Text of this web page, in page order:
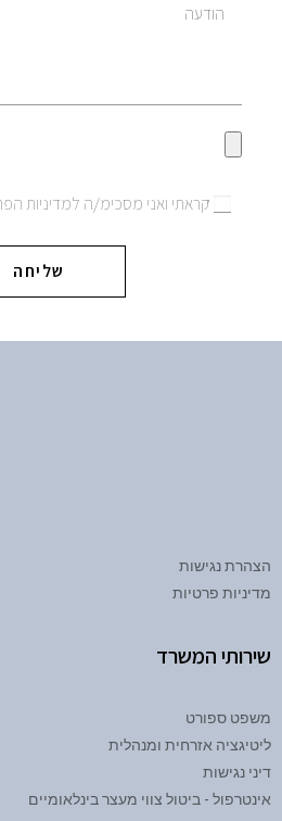
קראתי ואני מסכימ/ה למדיניות
שליחה
הצהרת נגישות
מדיניות פרטיות
שירותי המשרד
משפט ספורט
ליטיגציה אזרחית ומנהלית
דיני נגישות
אינטרפול - ביטול צווי מעצר בינלאומיים